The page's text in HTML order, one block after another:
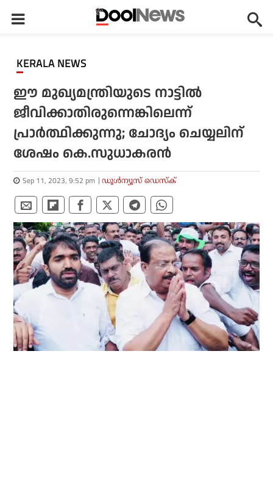
KERALA NEWS
ഈ മുഖ്യമന്ത്രിയുടെ നാട്ടില്‍
ജീവിക്കാതിരുന്നെങ്കിലെന്ന്
പ്രാര്‍ത്ഥിക്കുന്നു; ചോദ്യം ചെയ്യലിന്
ശേഷം കെ.സുധാകരന്‍
Sep 11, 2023, 9:52 pm ഡൂള്‍ന്യൂസ് ഡെസ്‌ക്